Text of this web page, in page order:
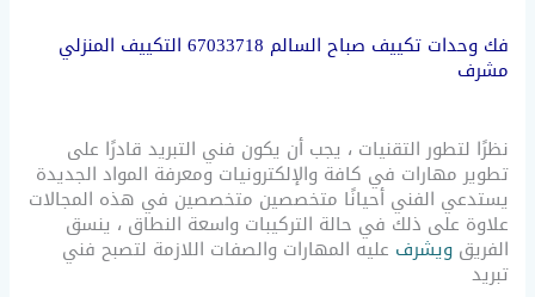
فك وحدات تكييف صباح السالم 67033718 التكييف المنزلي
مشرف
نظرًا لتطور التقنيات ، يجب أن يكون فني التبريد قادرًا على
تطوير مهارات في كافة والإلكترونيات ومعرفة المواد الجديدة
يستدعي الفني أحيانًا متخصصين متخصصين في هذه المجالات
علاوة على ذلك في حالة التركيبات واسعة النطاق ، ينسق
الفريقويشرف عليه المهارات والصفات اللازمة لتصبح فني
تبريد